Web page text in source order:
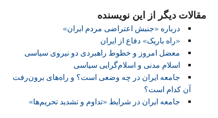
مقالات دیگر از این نویسنده
درباره «جنبش اعتراضی مردم ایران»
«راه باریک» دفاع از ایران
معضل امروز و خطوط راهبردی دو نیروی سیاسی
اسلام ‌مدنی و اسلام‌گرایی ‌سیاسی
جامعه ایران در چه وضعی است؟ و راه‌های برون‌رفت
آن کدام است؟
جامعه ایران در شرایط «تداوم و تشدید تحریم‌ها»